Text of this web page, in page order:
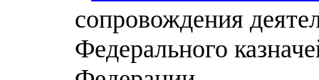
сопровождения
Федерального